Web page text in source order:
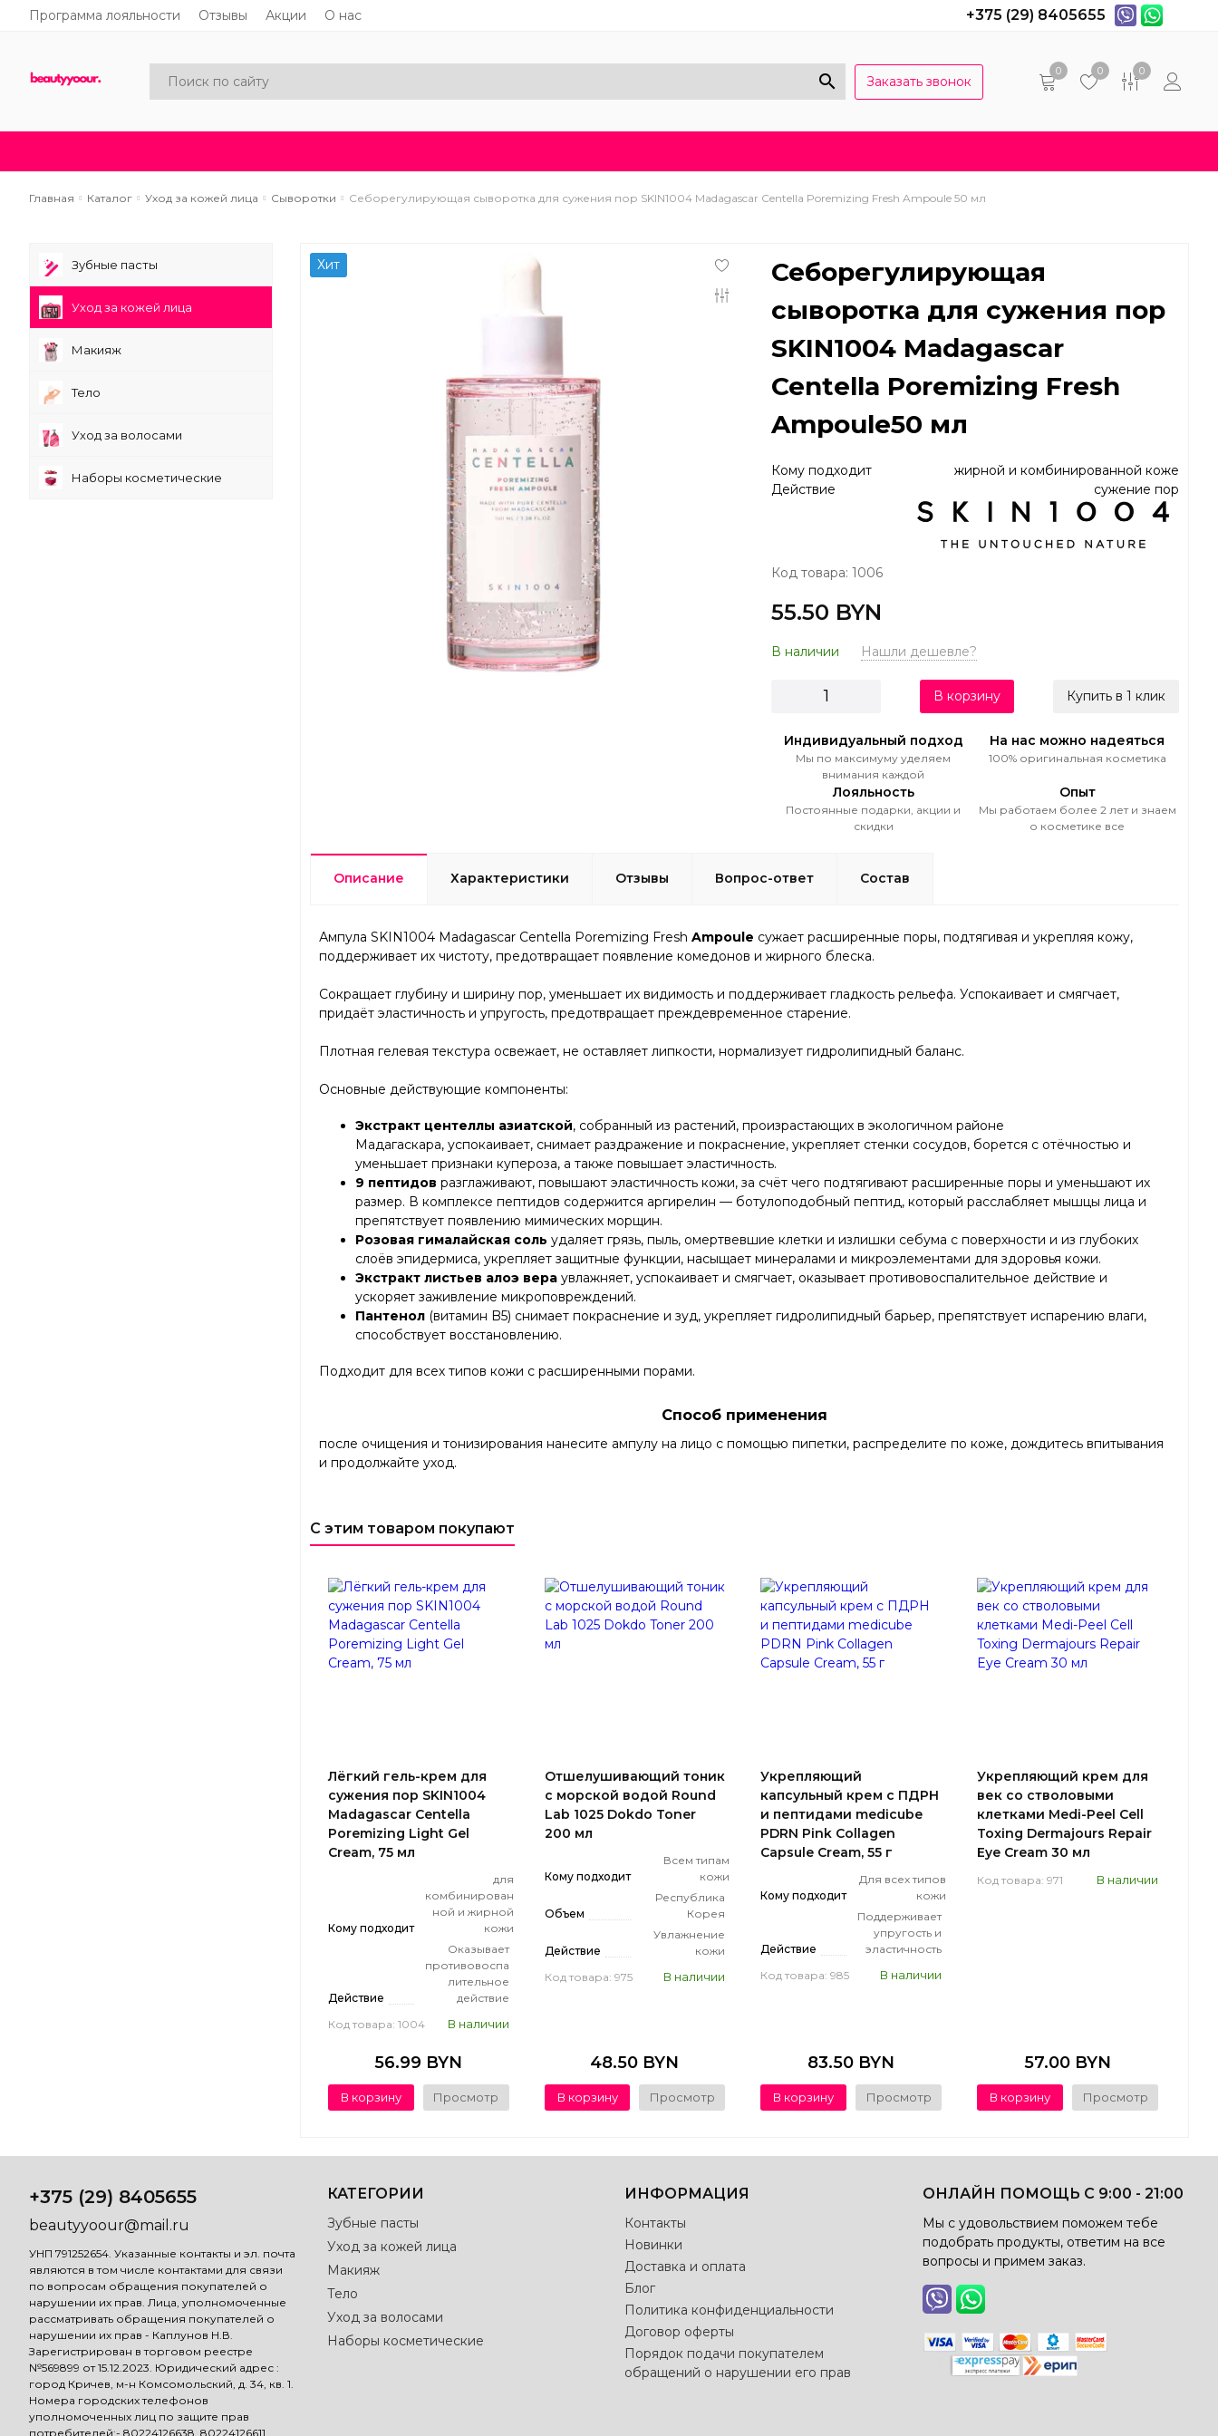
Программа лояльности Отзывы Акции О нас +375 (29) 8405655
Заказать звонок
0 0 0
Главная Каталог Уход за кожей лица Сыворотки Себорегулирующая сыворотка для сужения пор SKIN1004 Madagascar Centella Poremizing Fresh Ampoule 50 мл
Зубные пасты
Уход за кожей лица
Макияж
Тело
Уход за волосами
Наборы косметические
Хит
Себорегулирующая
сыворотка для сужения пор
SKIN1004 Madagascar
Centella Poremizing Fresh
Ampoule50 мл
Кому подходит
жирной и комбинированной коже
Действие
сужение пор
Код товара: 1006
55.50 BYN
В наличии Нашли дешевле?
В корзину Купить в 1 клик
Индивидуальный подход
Мы по максимуму уделяем
внимания каждой
На нас можно надеяться
100% оригинальная косметика
Лояльность
Постоянные подарки, акции и
скидки
Опыт
Мы работаем более 2 лет и знаем
о косметике все
Описание Характеристики Отзывы Вопрос-ответ Состав
Ампула SKIN1004 Madagascar Centella Poremizing Fresh Ampoule сужает расширенные поры, подтягивая и укрепляя кожу,
поддерживает их чистоту, предотвращает появление комедонов и жирного блеска.
Сокращает глубину и ширину пор, уменьшает их видимость и поддерживает гладкость рельефа. Успокаивает и смягчает,
придаёт эластичность и упругость, предотвращает преждевременное старение.
Плотная гелевая текстура освежает, не оставляет липкости, нормализует гидролипидный баланс.
Основные действующие компоненты:
Экстракт центеллы азиатской, собранный из растений, произрастающих в экологичном районе
Мадагаскара, успокаивает, снимает раздражение и покраснение, укрепляет стенки сосудов, борется с отёчностью и
уменьшает признаки купероза, а также повышает эластичность.
9 пептидов разглаживают, повышают эластичность кожи, за счёт чего подтягивают расширенные поры и уменьшают их
размер. В комплексе пептидов содержится аргирелин — ботулоподобный пептид, который расслабляет мышцы лица и
препятствует появлению мимических морщин.
Розовая гималайская соль удаляет грязь, пыль, омертвевшие клетки и излишки себума с поверхности и из глубоких
слоёв эпидермиса, укрепляет защитные функции, насыщает минералами и микроэлементами для здоровья кожи.
Экстракт листьев алоэ вераувлажняет, успокаивает и смягчает, оказывает противовоспалительное действие и
ускоряет заживление микроповреждений.
Пантенол (витамин B5) снимает покраснение и зуд, укрепляет гидролипидный барьер, препятствует испарению влаги,
способствует восстановлению.
Подходит для всех типов кожи с расширенными порами.
Способ применения
после очищения и тонизирования нанесите ампулу на лицо с помощью пипетки, распределите по коже, дождитесь впитывания
и продолжайте уход.
С этим товаром покупают
Лёгкий гель-крем для
сужения пор SKIN1004
Madagascar Centella
Poremizing Light Gel
Cream, 75 мл
Кому подходит
для
комбинирован
ной и жирной
кожи
Действие
Оказывает
противовоспа
лительное
действие
Код товара: 1004
В наличии
56.99 BYN
В корзину Просмотр
Отшелушивающий тоник
с морской водой Round
Lab 1025 Dokdo Toner
200 мл
Кому подходит
Всем типам
кожи
Объем
Республика
Корея
Действие
Увлажнение
кожи
Код товара: 975
В наличии
48.50 BYN
В корзину Просмотр
Укрепляющий
капсульный крем с ПДРН
и пептидами medicube
PDRN Pink Collagen
Capsule Cream, 55 г
Кому подходит
Для всех типов
кожи
Действие
Поддерживает
упругость и
эластичность
Код товара: 985
В наличии
83.50 BYN
В корзину Просмотр
Укрепляющий крем для
век со стволовыми
клетками Medi-Peel Cell
Toxing Dermajours Repair
Eye Cream 30 мл
Код товара: 971 В наличии
57.00 BYN
В корзину Просмотр
+375 (29) 8405655
beautyyoour@mail.ru
УНП 791252654. Указанные контакты и эл. почта
являются в том числе контактами для связи
по вопросам обращения покупателей о
нарушении их прав. Лица, уполномоченные
рассматривать обращения покупателей о
нарушении их прав - Каплунов Н.В.
Зарегистрирован в торговом реестре
№569899 от 15.12.2023. Юридический адрес :
город Кричев, м-н Комсомольский, д. 34, кв. 1.
Номера городских телефонов
уполномоченных лиц по защите прав
потребителей:- 80224126638, 80224126611
КАТЕГОРИИ
Зубные пасты
Уход за кожей лица
Макияж
Тело
Уход за волосами
Наборы косметические
ИНФОРМАЦИЯ
Контакты
Новинки
Доставка и оплата
Блог
Политика конфиденциальности
Договор оферты
Порядок подачи покупателем
обращений о нарушении его прав
ОНЛАЙН ПОМОЩЬ С 9:00 - 21:00
Мы с удовольствием поможем тебе
подобрать продукты, ответим на все
вопросы и примем заказ.